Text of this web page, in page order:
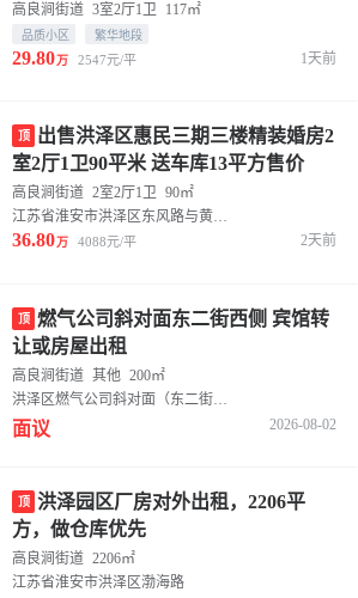
高良涧街道 3室2厅1卫 117㎡
品质小区 繁华地段
29.80万 2547元/平 1天前
顶
出售洪泽区惠民三期三楼精装婚房2
室2厅1卫90平米 送车库13平方售价
36.8万
高良涧街道 2室2厅1卫 90㎡
江苏省淮安市洪泽区东风路与黄海路交叉口西南方向300米左右
36.80万 4088元/平 2天前
顶 燃气公司斜对面东二街西侧 宾馆转
让或房屋出租
高良涧街道 其他 200㎡
洪泽区燃气公司斜对面（东二街西侧）
面议 2026-08-02
顶 洪泽园区厂房对外出租，2206平
方，做仓库优先
高良涧街道 2206㎡
江苏省淮安市洪泽区渤海路